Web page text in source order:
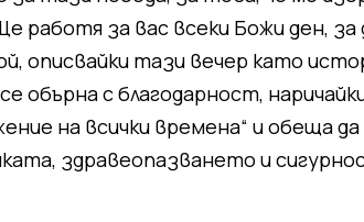
работя за вас всеки Божи ден,
описвайки тази вечер като
обърна с благодарност,
на всички времена“ и обеща
здравеопазването и